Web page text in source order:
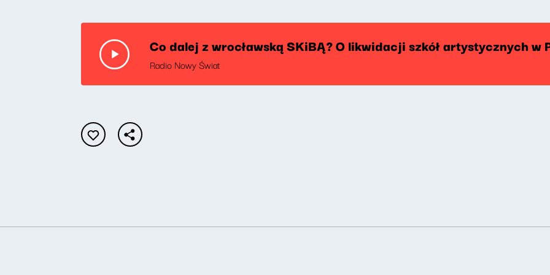
Co dalej z wrocławską SKiBĄ? O likwidacji szkół artystycznych w
Radio Nowy Świat